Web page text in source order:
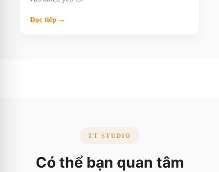
Đọc tiếp →
TT STUDIO
Có thể bạn quan tâm